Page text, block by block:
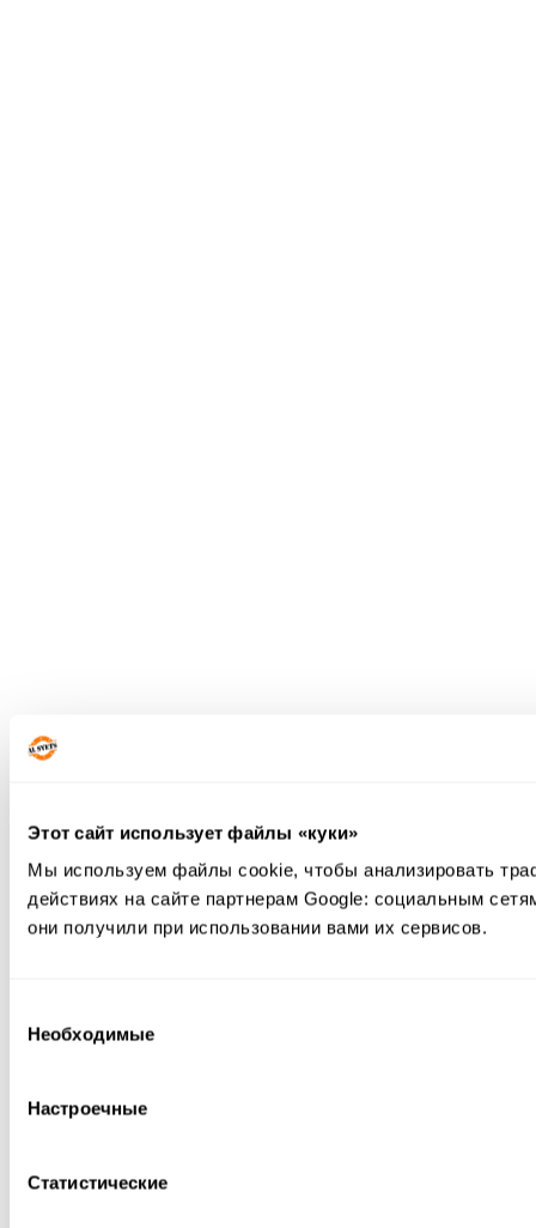
Этот сайт использует файлы «куки»
Мы используем файлы cookie, чтобы анализировать
действиях на сайте партнерам Google: социальным
они получили при использовании вами их сервисов.
согласия
Необходимые
Настроечные
Статистические